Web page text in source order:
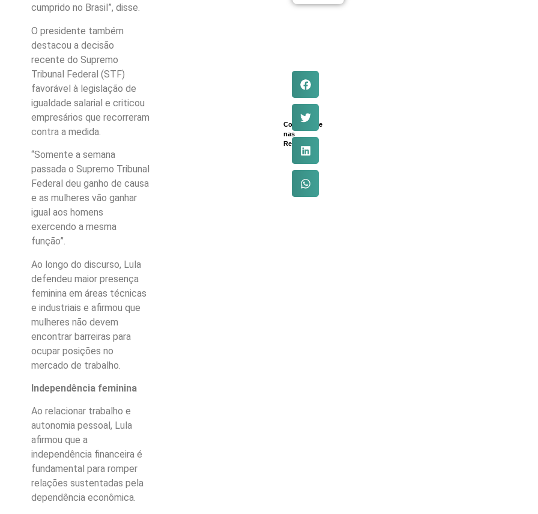
cumprido no Brasil”, disse.
O presidente também
destacou a decisão
recente do Supremo
Tribunal Federal (STF)
favorável à legislação de
igualdade salarial e criticou
empresários que recorreram
contra a medida.
“Somente a semana
passada o Supremo Tribunal
Federal deu ganho de causa
e as mulheres vão ganhar
igual aos homens
exercendo a mesma
função”.
Ao longo do discurso, Lula
defendeu maior presença
feminina em áreas técnicas
e industriais e afirmou que
mulheres não devem
encontrar barreiras para
ocupar posições no
mercado de trabalho.
Independência feminina
Ao relacionar trabalho e
autonomia pessoal, Lula
afirmou que a
independência financeira é
fundamental para romper
relações sustentadas pela
dependência econômica.
Compartilhe
nas
Redes